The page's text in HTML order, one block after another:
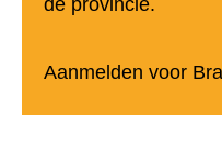
de provincie.
Aanmelden voor